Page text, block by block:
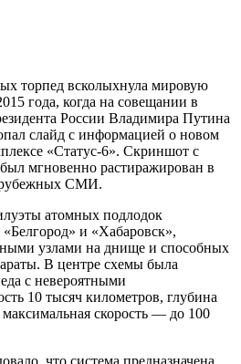
торпед всколыхнула мировую
года, когда на совещании в
России Владимира Путина
слайд с информацией о новом
«Статус-6». Скриншот с
мгновенно растиражирован в
СМИ.
атомных подлодок
и «Хабаровск»,
узлами на днище и способных
В центре схемы была
с невероятными
10 тысяч километров, глубина
скорость — до 100
что система предназначена